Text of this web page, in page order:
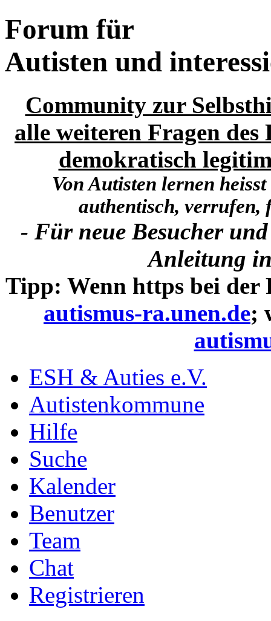
Forum für
Autisten und
Community zur
alle weiteren Fragen
demokratisch
Von Autisten lernen
authentisch, verrufen,
- Für neue Besucher
Anleitung
Tipp: Wenn https bei der
autismus-ra.unen.de;
ESH & Auties e.V.
Autistenkommune
Hilfe
Suche
Kalender
Benutzer
Team
Chat
Registrieren